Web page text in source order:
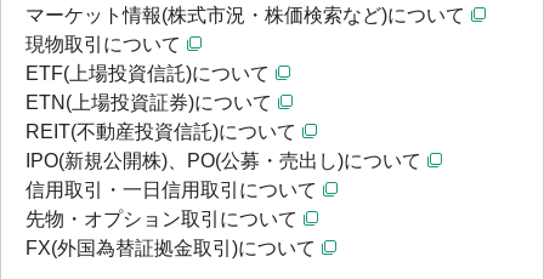
マーケット情報(株式市況・株価検索など)について
現物取引について
ETF(上場投資信託)について
ETN(上場投資証券)について
REIT(不動産投資信託)について
IPO(新規公開株)、PO(公募・売出し)について
信用取引・一日信用取引について
先物・オプション取引について
FX(外国為替証拠金取引)について